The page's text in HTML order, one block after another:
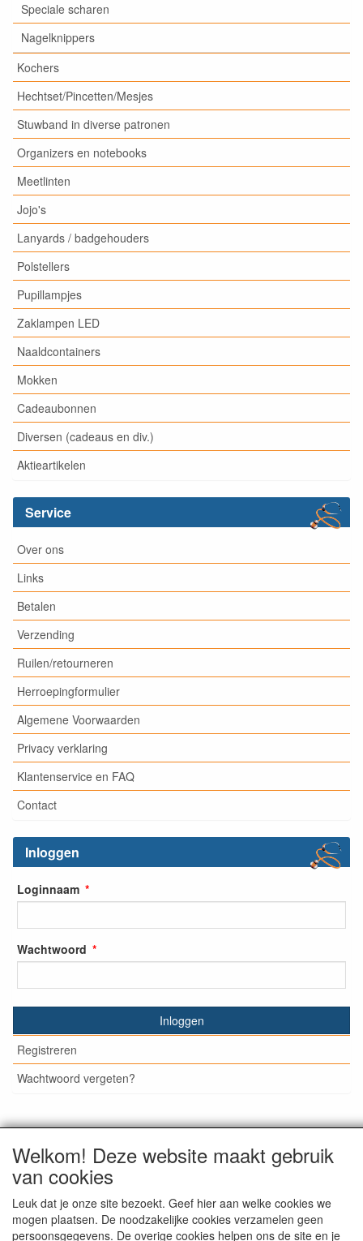
Speciale scharen
Nagelknippers
Kochers
Hechtset/Pincetten/Mesjes
Stuwband in diverse patronen
Organizers en notebooks
Meetlinten
Jojo's
Lanyards / badgehouders
Polstellers
Pupillampjes
Zaklampen LED
Naaldcontainers
Mokken
Cadeaubonnen
Diversen (cadeaus en div.)
Aktieartikelen
Service
Over ons
Links
Betalen
Verzending
Ruilen/retourneren
Herroepingformulier
Algemene Voorwaarden
Privacy verklaring
Klantenservice en FAQ
Contact
Inloggen
Loginnaam
Wachtwoord
Inloggen
Registreren
Wachtwoord vergeten?
© Medisan Trading | Alblasserdam. Alle genoemde prijzen
zijn inclusief BTW en exclusief
, tenzij anders
staat aangegeven.
Welkom! Deze website maakt gebruik
van cookies
Leuk dat je onze site bezoekt. Geef hier aan welke cookies we
mogen plaatsen. De noodzakelijke cookies verzamelen geen
persoonsgegevens. De overige cookies helpen ons de site en je